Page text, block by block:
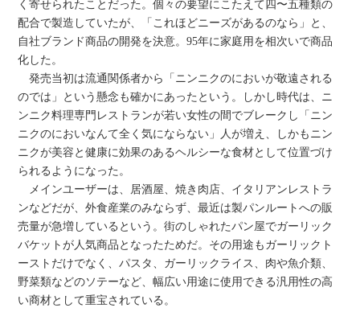
く寄せられたことだった。個々の要望にこたえて四〜五種類の
配合で製造していたが、「これほどニーズがあるのなら」と、
自社ブランド商品の開発を決意。95年に家庭用を相次いで商品
化した。
発売当初は流通関係者から「ニンニクのにおいが敬遠される
のでは」という懸念も確かにあったという。しかし時代は、ニ
ンニク料理専門レストランが若い女性の間でブレークし「ニン
ニクのにおいなんて全く気にならない」人が増え、しかもニン
ニクが美容と健康に効果のあるヘルシーな食材として位置づけ
られるようになった。
メインユーザーは、居酒屋、焼き肉店、イタリアンレストラ
ンなどだが、外食産業のみならず、最近は製パンルートへの販
売量が急増しているという。街のしゃれたパン屋でガーリック
バケットが人気商品となったためだ。その用途もガーリックト
ーストだけでなく、パスタ、ガーリックライス、肉や魚介類、
野菜類などのソテーなど、幅広い用途に使用できる汎用性の高
い商材として重宝されている。